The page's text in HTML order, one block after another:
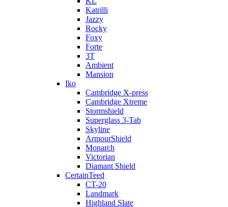
Katrilli
Jazzy
Rocky
Foxy
Forte
3T
Ambient
Mansion
Iko
Cambridge X-press
Cambridge Xtreme
Stormshield
Superglass 3-Tab
Skyline
ArmourShield
Monarch
Victorian
Diamant Shield
CertainTeed
CT-20
Landmark
Highland Slate